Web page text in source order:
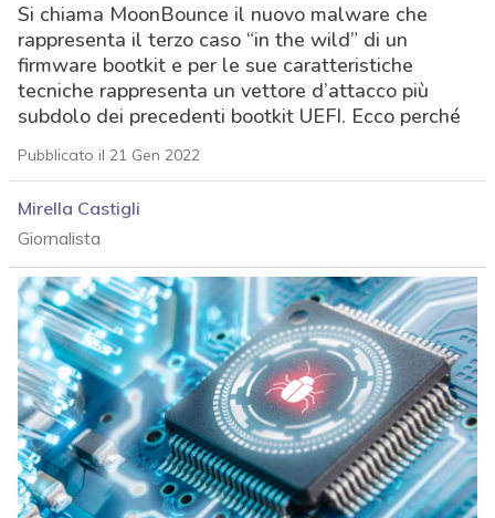
Si chiama MoonBounce il nuovo malware che
rappresenta il terzo caso “in the wild” di un
firmware bootkit e per le sue caratteristiche
tecniche rappresenta un vettore d’attacco più
subdolo dei precedenti bootkit UEFI. Ecco perché
Pubblicato il 21 Gen 2022
Mirella Castigli
Giornalista